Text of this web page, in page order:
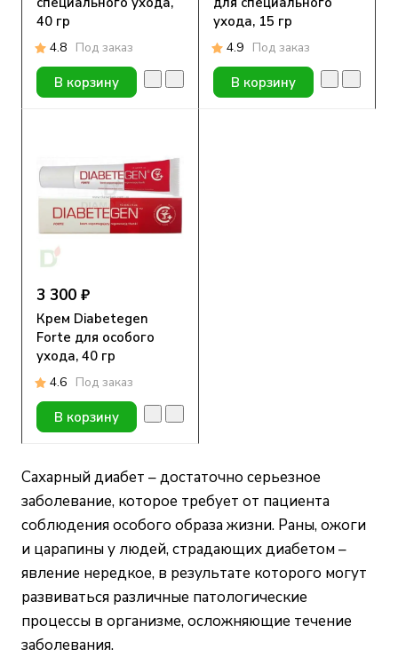
40 гр
4.8 Под заказ
В корзину
ухода, 15 гр
4.9 Под заказ
В корзину
3 300 ₽
Крем Diabetegen
Forte для особого
ухода, 40 гр
4.6 Под заказ
В корзину
Сахарный диабет – достаточно серьезное
заболевание, которое требует от пациента
соблюдения особого образа жизни. Раны, ожоги
и царапины у людей, страдающих диабетом –
явление нередкое, в результате которого могут
развиваться различные патологические
процессы в организме, осложняющие течение
заболевания.